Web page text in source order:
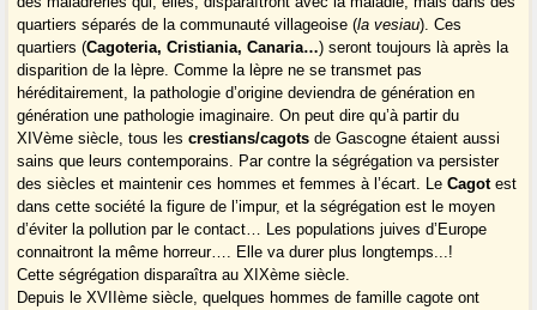
quartiers séparés de la communauté villageoise (la vesiau). Ces
quartiers (Cagoteria, Cristiania, Canaria…) seront toujours là après la
disparition de la lèpre. Comme la lèpre ne se transmet pas
héréditairement, la pathologie d’origine deviendra de génération en
génération une pathologie imaginaire. On peut dire qu’à partir du
XIVème siècle, tous lescrestians/cagots de Gascogne étaient aussi
sains que leurs contemporains. Par contre la ségrégation va persister
des siècles et maintenir ces hommes et femmes à l’écart. LeCagotest
dans cette société la figure de l’impur, et la ségrégation est le moyen
d’éviter la pollution par le contact… Les populations juives d’Europe
connaitront la même horreur…. Elle va durer plus longtemps...!
Cette ségrégation disparaîtra au XIXème siècle.
Depuis le XVIIème siècle, quelques hommes de famille cagote ont